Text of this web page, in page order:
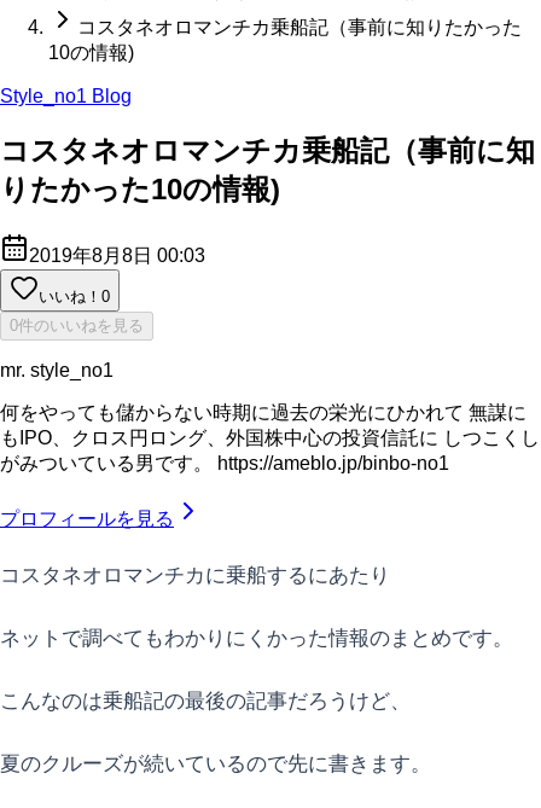
コスタネオロマンチカ乗船記（事前に知りたかった
10の情報)
Style_no1 Blog
コスタネオロマンチカ乗船記（事前に知
りたかった10の情報)
2019年8月8日 00:03
いいね！ 0
0件のいいねを見る
mr. style_no1
何をやっても儲からない時期に過去の栄光にひかれて 無謀に
もIPO、クロス円ロング、外国株中心の投資信託に しつこくし
がみついている男です。 https://ameblo.jp/binbo-no1
プロフィールを見る
コスタネオロマンチカに乗船するにあたり
ネットで調べてもわかりにくかった情報のまとめです。
こんなのは乗船記の最後の記事だろうけど、
夏のクルーズが続いているので先に書きます。